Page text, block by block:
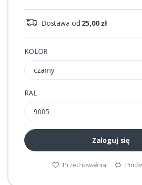
Dostawa od 25,00 zł
KOLOR
czarny
RAL
9005
Zaloguj się
Przechowalnia